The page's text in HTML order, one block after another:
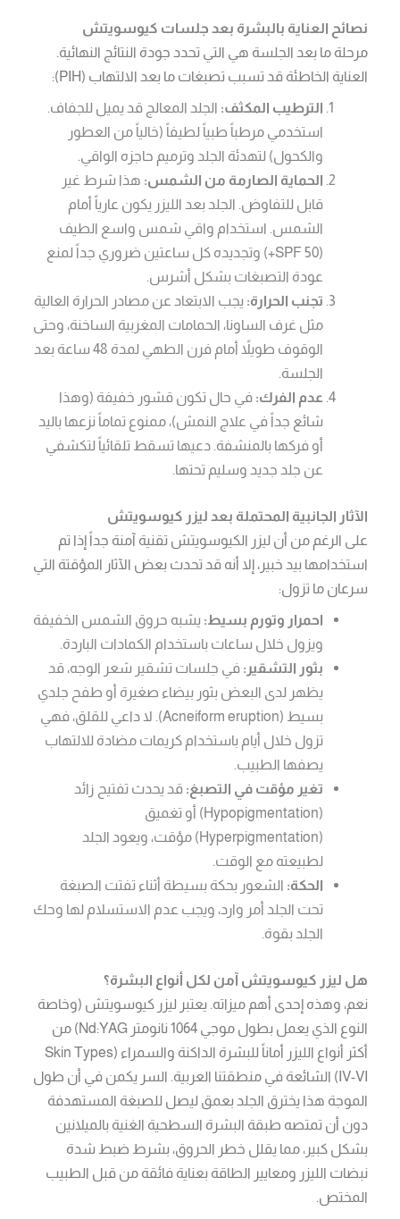
نصائح العناية بالبشرة بعد جلسات كيوسويتش
مرحلة ما بعد الجلسة هي التي تحدد جودة النتائج النهائية.
العناية الخاطئة قد تسبب تصبغات ما بعد الالتهاب (PIH):
الترطيب المكثف: الجلد المعالج قد يميل للجفاف.
استخدمي مرطباً طبياً لطيفاً (خالياً من العطور
والكحول) لتهدئة الجلد وترميم حاجزه الواقي.
الحماية الصارمة من الشمس: هذا شرط غير
قابل للتفاوض. الجلد بعد الليزر يكون عارياً أمام
الشمس. استخدام واقي شمس واسع الطيف
(SPF 50+) وتجديده كل ساعتين ضروري جداً لمنع
عودة التصبغات بشكل أشرس.
تجنب الحرارة: يجب الابتعاد عن مصادر الحرارة العالية
مثل غرف الساونا، الحمامات المغربية الساخنة، وحتى
الوقوف طويلاً أمام فرن الطهي لمدة 48 ساعة بعد
الجلسة.
عدم الفرك: في حال تكون قشور خفيفة (وهذا
شائع جداً في علاج النمش)، ممنوع تماماً نزعها باليد
أو فركها بالمنشفة. دعيها تسقط تلقائياً لتكشفي
عن جلد جديد وسليم تحتها.
الآثار الجانبية المحتملة بعد ليزر كيوسويتش
على الرغم من أن ليزر الكيوسويتش تقنية آمنة جداً إذا تم
استخدامها بيد خبير، إلا أنه قد تحدث بعض الآثار المؤقتة التي
سرعان ما تزول:
احمرار وتورم بسيط: يشبه حروق الشمس الخفيفة
ويزول خلال ساعات باستخدام الكمادات الباردة.
بثور التشقير: في جلسات تشقير شعر الوجه، قد
يظهر لدى البعض بثور بيضاء صغيرة أو طفح جلدي
بسيط (Acneiform eruption). لا داعي للقلق، فهي
تزول خلال أيام باستخدام كريمات مضادة للالتهاب
يصفها الطبيب.
تغير مؤقت في التصبغ: قد يحدث تفتيح زائد
(Hypopigmentation) أو تغميق
(Hyperpigmentation) مؤقت، ويعود الجلد
لطبيعته مع الوقت.
الحكة: الشعور بحكة بسيطة أثناء تفتت الصبغة
تحت الجلد أمر وارد، ويجب عدم الاستسلام لها وحك
الجلد بقوة.
هل ليزر كيوسويتش آمن لكل أنواع البشرة؟
نعم، وهذه إحدى أهم ميزاته. يعتبر ليزر كيوسويتش (وخاصة
النوع الذي يعمل بطول موجي 1064 نانومتر Nd:YAG) من
أكثر أنواع الليزر أماناً للبشرة الداكنة والسمراء (Skin Types
IV-VI) الشائعة في منطقتنا العربية. السر يكمن في أن طول
الموجة هذا يخترق الجلد بعمق ليصل للصبغة المستهدفة
دون أن تمتصه طبقة البشرة السطحية الغنية بالميلانين
بشكل كبير، مما يقلل خطر الحروق، بشرط ضبط شدة
نبضات الليزر ومعايير الطاقة بعناية فائقة من قبل الطبيب
المختص.